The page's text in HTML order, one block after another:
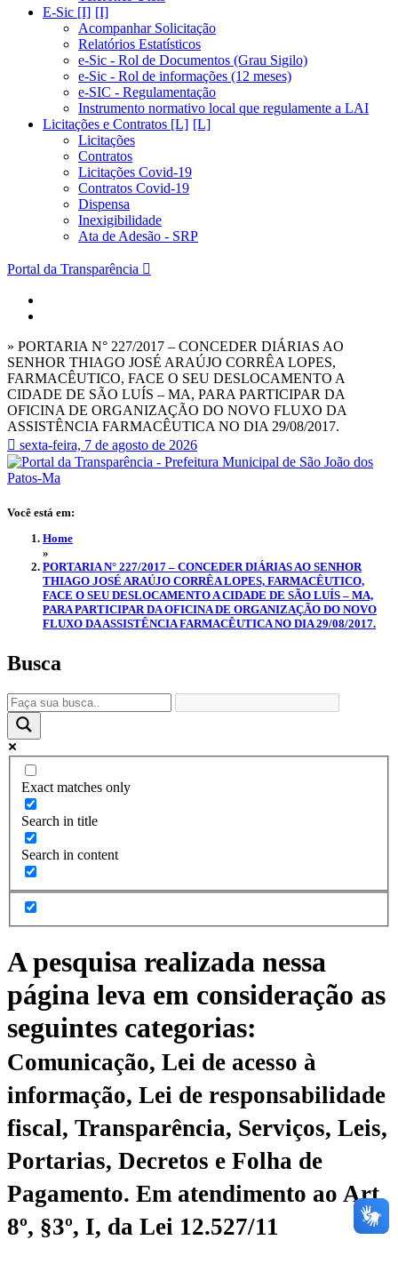
E-Sic [I]
Acompanhar Solicitação
Relatórios Estatísticos
e-Sic - Rol de Documentos (Grau Sigilo)
e-Sic - Rol de informações (12 meses)
e-SIC - Regulamentação
Instrumento normativo local que regulamente a LAI
Licitações e Contratos [L]
Licitações
Contratos
Licitações Covid-19
Contratos Covid-19
Dispensa
Inexigibilidade
Ata de Adesão - SRP
Portal da Transparência
» PORTARIA N° 227/2017 – CONCEDER DIÁRIAS AO
SENHOR THIAGO JOSÉ ARAÚJO CORRÊA LOPES,
FARMACÊUTICO, FACE O SEU DESLOCAMENTO A
CIDADE DE SÃO LUÍS – MA, PARA PARTICIPAR DA
OFICINA DE ORGANIZAÇÃO DO NOVO FLUXO DA
ASSISTÊNCIA FARMACÊUTICA NO DIA 29/08/2017.
sexta-feira, 7 de agosto de 2026
Você está em:
Home
»
PORTARIA N° 227/2017 – CONCEDER DIÁRIAS AO SENHOR
THIAGO JOSÉ ARAÚJO CORRÊA LOPES, FARMACÊUTICO,
FACE O SEU DESLOCAMENTO A CIDADE DE SÃO LUÍS – MA,
PARA PARTICIPAR DA OFICINA DE ORGANIZAÇÃO DO NOVO
FLUXO DA ASSISTÊNCIA FARMACÊUTICA NO DIA 29/08/2017.
Busca
Exact matches only
Search in title
Search in content
A pesquisa realizada nessa
página leva em consideração as
seguintes categorias:
Comunicação, Lei de acesso à
informação, Lei de responsabilidade
fiscal, Transparência, Serviços, Leis,
Portarias, Decretos e Folha de
Pagamento. Em atendimento ao Art.
8º, §3º, I, da Lei 12.527/11